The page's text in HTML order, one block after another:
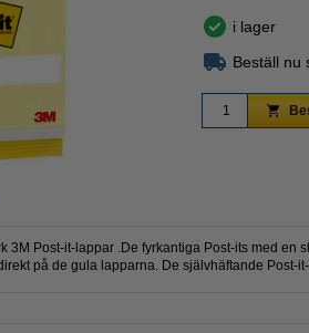
i lager
Beställ nu
3M Post-it-lappar .De fyrkantiga Post-its med en
på de gula lapparna. De självhäftande Post-